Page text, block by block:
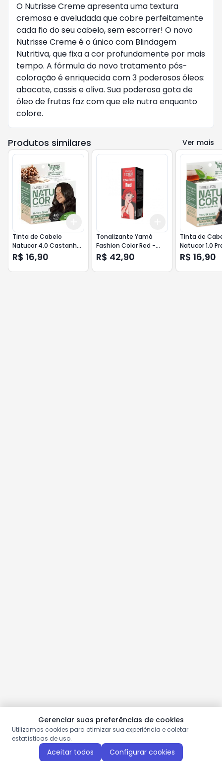
Gerenciar suas preferências de cookies
Utilizamos cookies para otimizar sua experiência e coletar
estatísticas de uso.
Aceitar todos Configurar cookies
O Nutrisse Creme apresenta uma textura
cremosa e aveludada que cobre perfeitamente
cada fio do seu cabelo, sem escorrer! O novo
Nutrisse Creme é o único com Blindagem
Nutritiva, que fixa a cor profundamente por mais
tempo. A fórmula do novo tratamento pós-
coloração é enriquecida com 3 poderosos óleos:
abacate, cassis e oliva. Sua poderosa gota de
óleo de frutas faz com que ele nutra enquanto
colore.
Produtos similares Ver mais
Add
Tinta de Cabelo
Natucor 4.0 Castanho
Medio Avela -
Embelleze
R$ 16,90
+5 +10
Tonalizante Yamá
Fashion Color Red -
120gr
R$ 42,90
Tinta de
Natucor 1.0
Natural -
R$ 16,90